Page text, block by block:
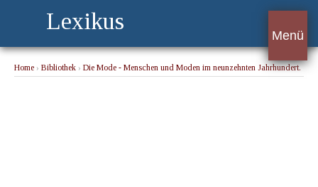
Lexikus
Menü
Home › Bibliothek › Die Mode - Menschen und Moden im neunzehnten Jahrhundert.